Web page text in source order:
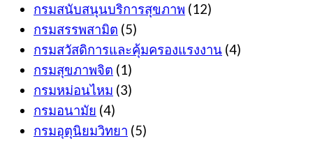
กรมสนับสนุนบริการสุขภาพ (12)
กรมสรรพสามิต (5)
กรมสวัสดิการและคุ้มครองแรงงาน (4)
กรมสุขภาพจิต (1)
กรมหม่อนไหม (3)
กรมอนามัย (4)
กรมอุตุนิยมวิทยา (5)